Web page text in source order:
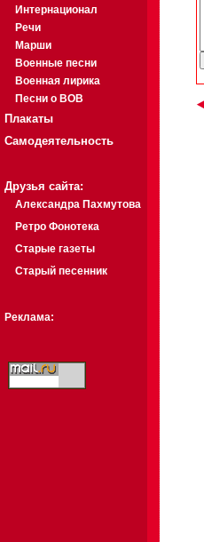
Интернационал
Речи
Марши
Военные песни
Военная лирика
Песни о ВОВ
Плакаты
Самодеятельность
Друзья сайта:
Александра Пахмутова
Ретро Фонотека
Старые газеты
Старый песенник
Реклама: